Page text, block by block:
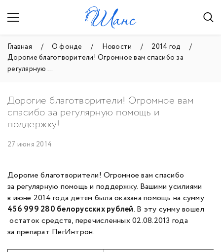
Главная О фонде Новости
2014 год
Дорогие благотворители! Огромное вам спасибо за
регулярную ...
Дорогие благотворители! Огромное вам
спасибо за регулярную помощь и
поддержку!
27 июня 2014
Дорогие благотворители! Огромное вам спасибо
за регулярную помощь и поддержку. Вашими усилиями
в июне 2014 года детям была оказана помощь на сумму
456 999 280 белорусских рублей. В эту сумму вошел
остаток средств, перечисленных 02.08.2013 года
за препарат ПегИнтрон.